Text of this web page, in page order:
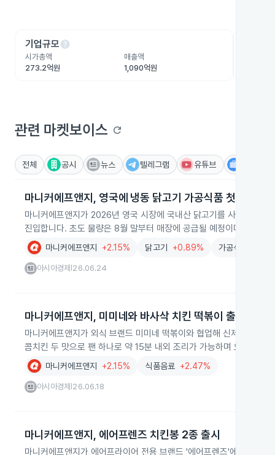
기업규모help
시가총액
273.2억원
매출액
1,090억원
관련 마켓보이스 refresh
전체 공시 뉴스 텔레그램 유튜브
마니커에프앤지, 영국에 냉동 닭고기 가공식품 첫 수출
마니커에프앤지가 2026년 영국 시장에 국내산 닭고기를 사용한 냉
진입합니다. 초도 물량은 8월 말부터 매장에 공급될 예정이며 수출
마니커에프앤지 +2.15% 닭고기 +0.89% 가공식품
아시아경제 26.06.24
마니커에프앤지, 미미네와 바사삭 치킨 떡볶이 출시
마니커에프앤지가 외식 브랜드 미미네 떡볶이와 협업해 신제품 '바사
콤치킨 두 맛으로 팬 하나로 약 15분 내외 조리가 가능하며 오프라인
마니커에프앤지 +2.15% 식품음료 +2.47%
아시아경제 26.06.18
마니커에프앤지, 에어프렌즈 치킨봉 2종 출시
마니커에프앤지가 에어프라이어 전용 브랜드 '에어프렌즈'에서 닭날